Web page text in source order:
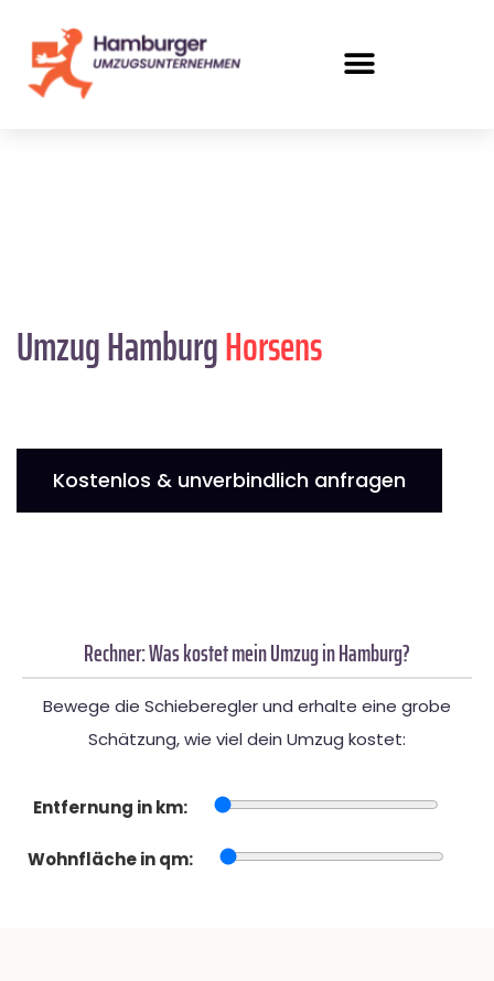
Umzug HamburgHorsens
Kostenlos & unverbindlich anfragen
Rechner: Was kostet mein Umzug in Hamburg?
Bewege die Schieberegler und erhalte eine grobe
Schätzung, wie viel dein Umzug kostet:
Entfernung in km:
Wohnfläche in qm: